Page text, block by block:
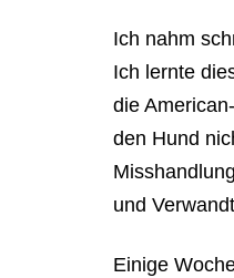
Ich nahm
Ich lernte
die
den Hund
und
Einige